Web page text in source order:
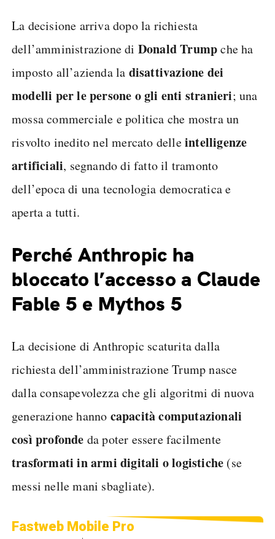
La decisione arriva dopo la richiesta
dell’amministrazione di Donald Trumpche ha
imposto all’azienda la disattivazione dei
modelli per le persone o gli enti stranieri; una
mossa commerciale e politica che mostra un
risvolto inedito nel mercato delleintelligenze
artificiali, segnando di fatto il tramonto
dell’epoca di una tecnologia democratica e
aperta a tutti.
Perché Anthropic ha
bloccato l’accesso a Claude
Fable 5 e Mythos 5
La decisione di Anthropic scaturita dalla
richiesta dell’amministrazione Trump nasce
dalla consapevolezza che gli algoritmi di nuova
generazione hanno capacità computazionali
così profonde da poter essere facilmente
trasformati in armi digitali o logistiche (se
messi nelle mani sbagliate).
Fastweb Mobile Pro